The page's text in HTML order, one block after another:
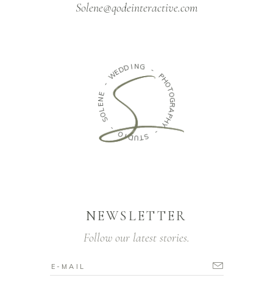
Solene@qodeinteractive.com
-
WEDDIN G
-
P
H
O
T
O
G
R
A
P
H
Y
-
S
T
U
D
I
O
-
S
O
L
E
N
E
NEWSLETTER
Follow our latest stories.